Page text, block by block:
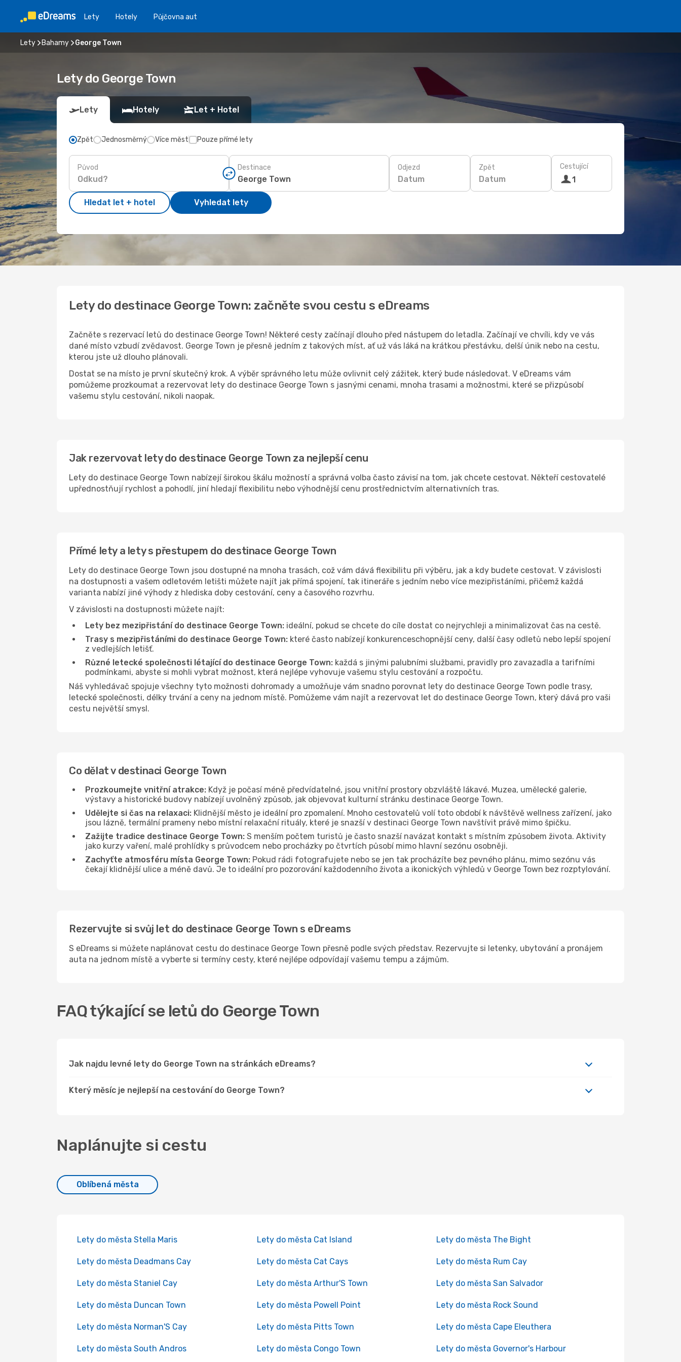
Lety Hotely Půjčovna aut
Lety Bahamy George Town
Lety do George Town
Lety Hotely Let + Hotel
Zpět Jednosměrný Více měst Pouze přímé lety
Původ Destinace Odjezd
Datum
Zpět
Datum
Cestující
1
Hledat let + hotel Vyhledat lety
Lety do destinace George Town: začněte svou cestu s eDreams
Začněte s rezervací letů do destinace George Town! Některé cesty začínají dlouho před nástupem do letadla. Začínají ve chvíli, kdy ve vás
dané místo vzbudí zvědavost. George Town je přesně jedním z takových míst, ať už vás láká na krátkou přestávku, delší únik nebo na cestu,
kterou jste už dlouho plánovali.
Dostat se na místo je první skutečný krok. A výběr správného letu může ovlivnit celý zážitek, který bude následovat. V eDreams vám
pomůžeme prozkoumat a rezervovat lety do destinace George Town s jasnými cenami, mnoha trasami a možnostmi, které se přizpůsobí
vašemu stylu cestování, nikoli naopak.
Jak rezervovat lety do destinace George Town za nejlepší cenu
Lety do destinace George Town nabízejí širokou škálu možností a správná volba často závisí na tom, jak chcete cestovat. Někteří cestovatelé
upřednostňují rychlost a pohodlí, jiní hledají flexibilitu nebo výhodnější cenu prostřednictvím alternativních tras.
Přímé lety a lety s přestupem do destinace George Town
Lety do destinace George Town jsou dostupné na mnoha trasách, což vám dává flexibilitu při výběru, jak a kdy budete cestovat. V závislosti
na dostupnosti a vašem odletovém letišti můžete najít jak přímá spojení, tak itineráře s jedním nebo více mezipřistáními, přičemž každá
varianta nabízí jiné výhody z hlediska doby cestování, ceny a časového rozvrhu.
V závislosti na dostupnosti můžete najít:
Lety bez mezipřistání do destinace George Town: ideální, pokud se chcete do cíle dostat co nejrychleji a minimalizovat čas na cestě.
Trasy s mezipřistáními do destinace George Town: které často nabízejí konkurenceschopnější ceny, další časy odletů nebo lepší spojení
z vedlejších letišť.
Různé letecké společnosti létající do destinace George Town: každá s jinými palubními službami, pravidly pro zavazadla a tarifními
podmínkami, abyste si mohli vybrat možnost, která nejlépe vyhovuje vašemu stylu cestování a rozpočtu.
Náš vyhledávač spojuje všechny tyto možnosti dohromady a umožňuje vám snadno porovnat lety do destinace George Town podle trasy,
letecké společnosti, délky trvání a ceny na jednom místě. Pomůžeme vám najít a rezervovat let do destinace George Town, který dává pro vaši
cestu největší smysl.
Co dělat v destinaci George Town
Prozkoumejte vnitřní atrakce: Když je počasí méně předvídatelné, jsou vnitřní prostory obzvláště lákavé. Muzea, umělecké galerie,
výstavy a historické budovy nabízejí uvolněný způsob, jak objevovat kulturní stránku destinace George Town.
Udělejte si čas na relaxaci: Klidnější město je ideální pro zpomalení. Mnoho cestovatelů volí toto období k návštěvě wellness zařízení, jako
jsou lázně, termální prameny nebo místní relaxační rituály, které je snazší v destinaci George Town navštívit právě mimo špičku.
Zažijte tradice destinace George Town: S menším počtem turistů je často snazší navázat kontakt s místním způsobem života. Aktivity
jako kurzy vaření, malé prohlídky s průvodcem nebo procházky po čtvrtích působí mimo hlavní sezónu osobněji.
Zachyťte atmosféru místa George Town: Pokud rádi fotografujete nebo se jen tak procházíte bez pevného plánu, mimo sezónu vás
čekají klidnější ulice a méně davů. Je to ideální pro pozorování každodenního života a ikonických výhledů v George Town bez rozptylování.
Rezervujte si svůj let do destinace George Town s eDreams
S eDreams si můžete naplánovat cestu do destinace George Town přesně podle svých představ. Rezervujte si letenky, ubytování a pronájem
auta na jednom místě a vyberte si termíny cesty, které nejlépe odpovídají vašemu tempu a zájmům.
FAQ týkající se letů do George Town
Jak najdu levné lety do George Town na stránkách eDreams?
Který měsíc je nejlepší na cestování do George Town?
Naplánujte si cestu
Oblíbená města
Lety do města Stella Maris Lety do města Cat Island Lety do města The Bight
Lety do města Deadmans Cay Lety do města Cat Cays Lety do města Rum Cay
Lety do města Staniel Cay Lety do města Arthur'S Town Lety do města San Salvador
Lety do města Duncan Town Lety do města Powell Point Lety do města Rock Sound
Lety do města Norman'S Cay Lety do města Pitts Town Lety do města Cape Eleuthera
Lety do města South Andros Lety do města Congo Town Lety do města Governor's Harbour